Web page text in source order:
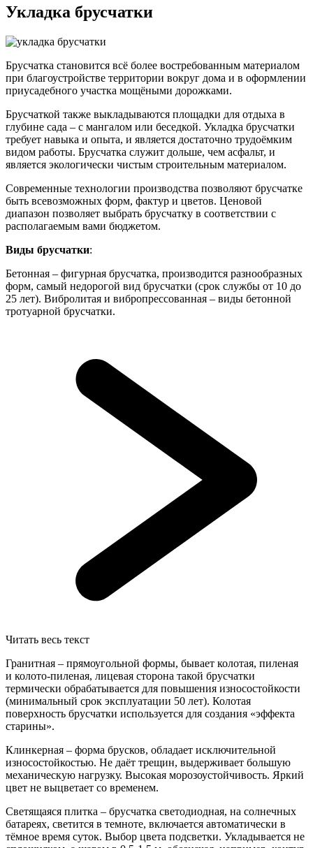
Укладка брусчатки
Брусчатка становится всё более востребованным материалом
при благоустройстве территории вокруг дома и в оформлении
приусадебного участка мощёными дорожками.
Брусчаткой также выкладываются площадки для отдыха в
глубине сада – с мангалом или беседкой. Укладка брусчатки
требует навыка и опыта, и является достаточно трудоёмким
видом работы. Брусчатка служит дольше, чем асфальт, и
является экологически чистым строительным материалом.
Современные технологии производства позволяют брусчатке
быть всевозможных форм, фактур и цветов. Ценовой
диапазон позволяет выбрать брусчатку в соответствии с
располагаемым вами бюджетом.
Виды брусчатки:
Бетонная – фигурная брусчатка, производится разнообразных
форм, самый недорогой вид брусчатки (срок службы от 10 до
25 лет). Вибролитая и вибропрессованная – виды бетонной
тротуарной брусчатки.
Читать весь текст
Гранитная – прямоугольной формы, бывает колотая, пиленая
и колото-пиленая, лицевая сторона такой брусчатки
термически обрабатывается для повышения износостойкости
(минимальный срок эксплуатации 50 лет). Колотая
поверхность брусчатки используется для создания «эффекта
старины».
Клинкерная – форма брусков, обладает исключительной
износостойкостью. Не даёт трещин, выдерживает большую
механическую нагрузку. Высокая морозоустойчивость. Яркий
цвет не выцветает со временем.
Светящаяся плитка – брусчатка светодиодная, на солнечных
батареях, светится в темноте, включается автоматически в
тёмное время суток. Выбор цвета подсветки. Укладывается не